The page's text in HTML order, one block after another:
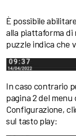
È possibile
alla piattaforma di
puzzle indica che
In caso contrario
pagina 2 del menu
Configurazione,
sul tasto play: